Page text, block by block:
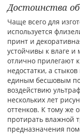
Достоинства
Чаще всего для
используется
принт и
устойчивы к влаге
отлично прилегают
недостатки, а
единым бесшовым
воздействию
нескольких лет
оттенков. К тому же
протирать влажной
предназначения